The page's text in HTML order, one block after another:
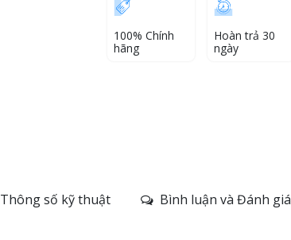
100% Chính
hãng
Hoàn trả 30
ngày
Thông số kỹ thuật Bình luận và Đánh giá